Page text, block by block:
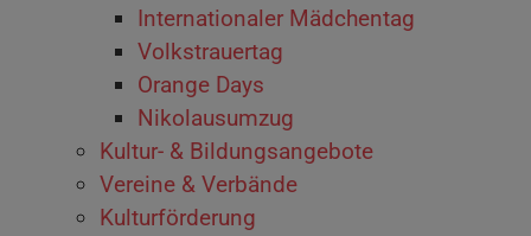
Internationaler Mädchentag
Volkstrauertag
Orange Days
Nikolausumzug
Kultur- & Bildungsangebote
Vereine & Verbände
Kulturförderung